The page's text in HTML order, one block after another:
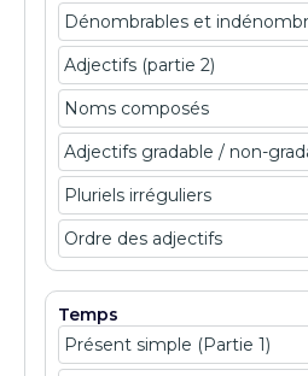
Dénombrables et
Adjectifs (partie 2)
Noms composés
Adjectifs gradable / non-
Pluriels irréguliers
Ordre des adjectifs
Temps
Présent simple (Partie 1)